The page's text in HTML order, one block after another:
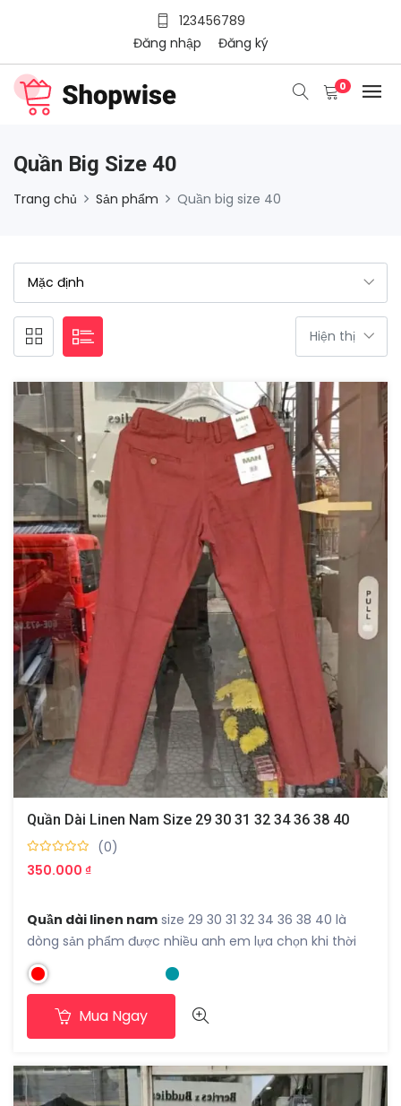
123456789
Đăng nhập
Đăng ký
0
Quần Big Size 40
Trang chủ Sản phẩm Quần big size 40
Quần Dài Linen Nam Size 29 30 31 32 34 36 38 40
(0)
350.000 ₫
Quần dài linen nam size 29 30 31 32 34 36 38 40 là
dòng sản phẩm được nhiều anh em lựa chọn khi thời
tiết nóng bức. Chất liệu linen tự nhiên mang lại cảm
giác thoáng khí, nhẹ và dễ chịu khi mặc cả ngày dài.
Đây là item phù hợp cho nhiều hoàn cảnh, từ đi làm, đi
chơi đến du lịch biển.
chịu
Điểm nổi bật của quần dài linen nam size 29 30 31 32 34
Mua Ngay